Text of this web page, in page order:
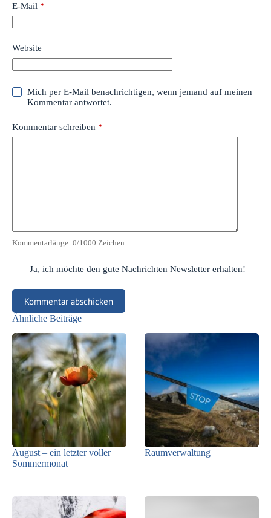
E-Mail *
Website
Mich per E-Mail benachrichtigen, wenn jemand auf meinen
Kommentar antwortet.
Kommentar schreiben *
Kommentarlänge: 0/1000 Zeichen
Ja, ich möchte den gute Nachrichten Newsletter erhalten!
Kommentar abschicken
Ähnliche Beiträge
August – ein letzter voller
Sommermonat
Raumverwaltung